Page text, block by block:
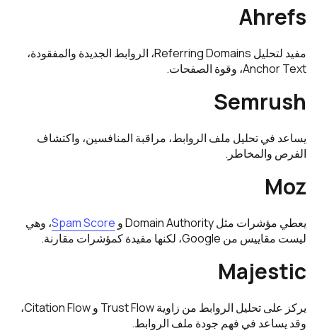
Ahrefs
مفيد لتحليل Referring Domains، الروابط الجديدة والمفقودة،
Anchor Text، وقوة الصفحات.
Semrush
يساعد في تحليل ملف الروابط، مراقبة المنافسين، واكتشاف
الفرص والمخاطر.
Moz
يعطي مؤشرات مثل Domain Authority و Spam Score، وهي
ليست مقاييس من Google، لكنها مفيدة كمؤشرات مقارنة.
Majestic
يركز على تحليل الروابط من زاوية Trust Flow و Citation Flow،
وقد يساعد في فهم جودة ملف الروابط.